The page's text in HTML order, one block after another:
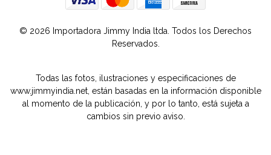
© 2026 Importadora Jimmy India ltda. Todos los Derechos
Reservados.
Todas las fotos, ilustraciones y especificaciones de
www.jimmyindia.net, están basadas en la información disponible
al momento de la publicación, y por lo tanto, está sujeta a
cambios sin previo aviso.